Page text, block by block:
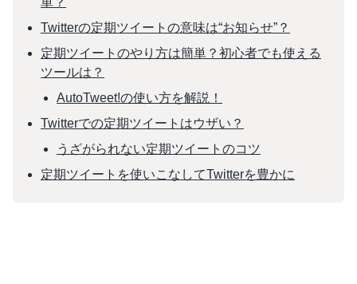
Twitterの定期ツイートの意味は“お知らせ”？
定期ツイートのやり方は簡単？初心者でも使える
ツールは？
AutoTweet!の使い方を解説！
Twitterでの定期ツイートはウザい？
うざがられない定期ツイートのコツ
定期ツイートを使いこなしてTwitterを豊かに